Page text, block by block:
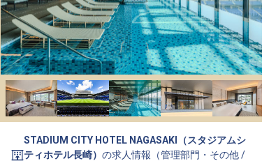
ご利用の流れ
よくある質問
ホテル・宿泊業界情報コラム
無料 転職サポートに申し込む
STADIUM CITY HOTEL NAGASAKI（スタジアムシ
ティホテル長崎） の求人情報（管理部門・その他/